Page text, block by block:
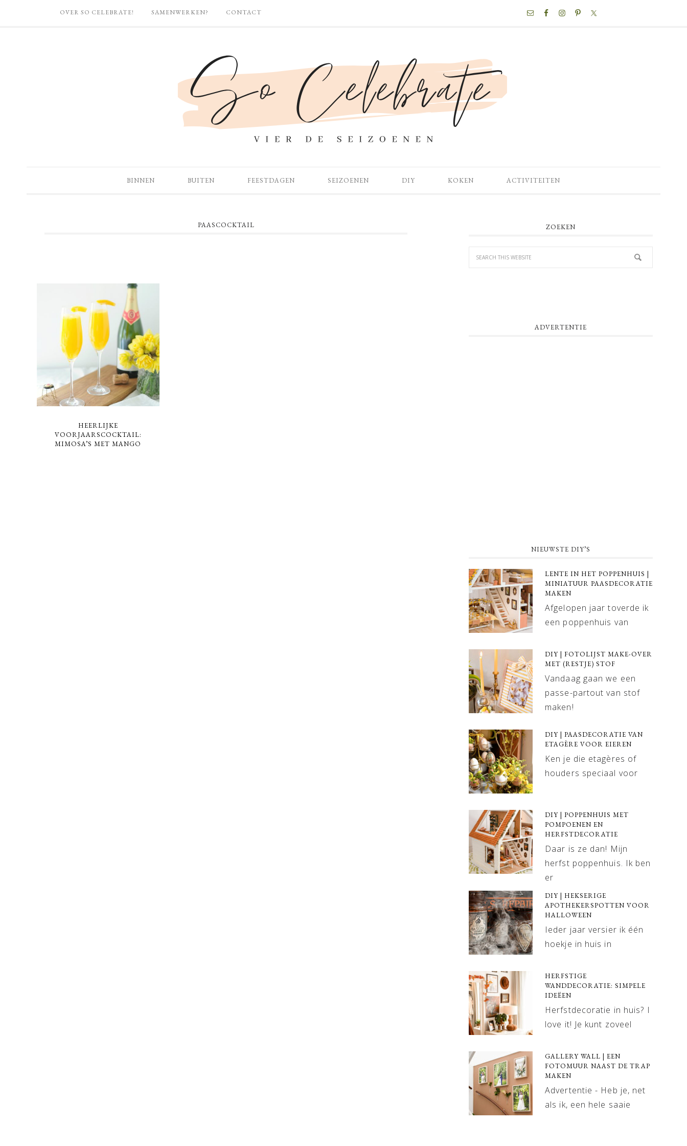
OVER SO CELEBRATE! SAMENWERKEN? CONTACT
BINNEN BUITEN FEESTDAGEN SEIZOENEN DIY KOKEN ACTIVITEITEN
PAASCOCKTAIL
HEERLIJKE
VOORJAARSCOCKTAIL:
MIMOSA’S MET MANGO
ZOEKEN
ADVERTENTIE
NIEUWSTE DIY’S
LENTE IN HET POPPENHUIS |
MINIATUUR PAASDECORATIE
MAKEN
Afgelopen jaar toverde ik
een poppenhuis van
DIY | FOTOLIJST MAKE-OVER
MET (RESTJE) STOF
Vandaag gaan we een
passe-partout van stof
maken!
DIY | PAASDECORATIE VAN
ETAGÈRE VOOR EIEREN
Ken je die etagères of
houders speciaal voor
DIY | POPPENHUIS MET
POMPOENEN EN
HERFSTDECORATIE
Daar is ze dan! Mijn
herfst poppenhuis. Ik ben
er
DIY | HEKSERIGE
APOTHEKERSPOTTEN VOOR
HALLOWEEN
Ieder jaar versier ik één
hoekje in huis in
HERFSTIGE
WANDDECORATIE: SIMPELE
IDEËEN
Herfstdecoratie in huis? I
love it! Je kunt zoveel
GALLERY WALL | EEN
FOTOMUUR NAAST DE TRAP
MAKEN
Advertentie - Heb je, net
als ik, een hele saaie